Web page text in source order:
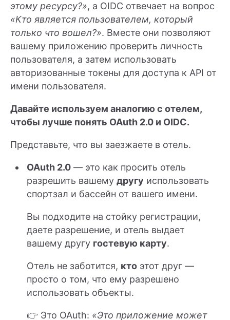
этому ресурсу?», а OIDC отвечает на вопрос
«Кто является пользователем, который
только что вошел?». Вместе они позволяют
вашему приложению проверить личность
пользователя, а затем использовать
авторизованные токены для доступа к API от
имени пользователя.
Давайте используем аналогию с отелем,
чтобы лучше понять OAuth 2.0 и OIDC.
Представьте, что вы заезжаете в отель.
OAuth 2.0 — это как просить отель
разрешить вашему другу использовать
спортзал и бассейн от вашего имени.
Вы подходите на стойку регистрации,
даете разрешение, и отель выдает
вашему другу гостевую карту.
Отель не заботится, кто этот друг —
просто о том, что ему разрешено
использовать объекты.
👉 Это OAuth: «Это приложение может